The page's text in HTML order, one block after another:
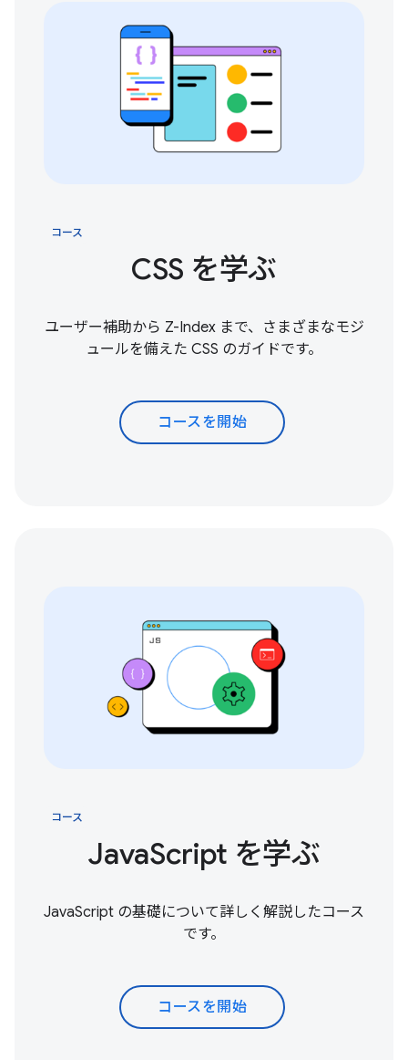
コース
CSS を学ぶ
ユーザー補助から Z-Index まで、さまざまなモジ
ュールを備えた CSS のガイドです。
コースを開始
コース
JavaScript を学ぶ
JavaScript の基礎について詳しく解説したコース
です。
コースを開始